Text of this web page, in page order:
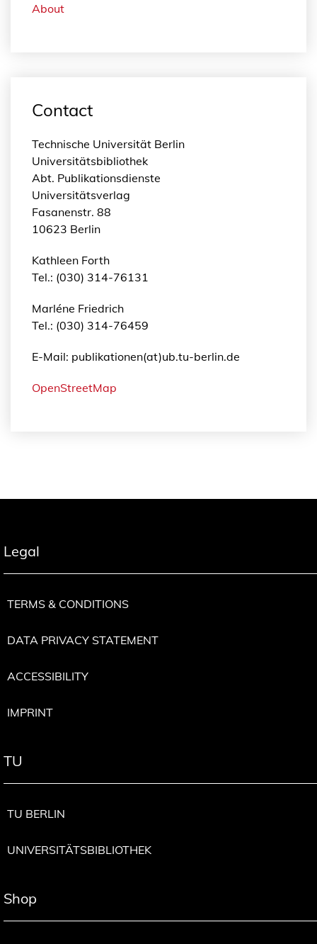
About
Contact
Technische Universität Berlin
Universitätsbibliothek
Abt. Publikationsdienste
Universitätsverlag
Fasanenstr. 88
10623 Berlin
Kathleen Forth
Tel.: (030) 314-76131
Marléne Friedrich
Tel.: (030) 314-76459
E-Mail: publikationen(at)ub.tu-berlin.de
OpenStreetMap
Legal
TERMS & CONDITIONS
DATA PRIVACY STATEMENT
ACCESSIBILITY
IMPRINT
TU
TU BERLIN
UNIVERSITÄTSBIBLIOTHEK
Shop